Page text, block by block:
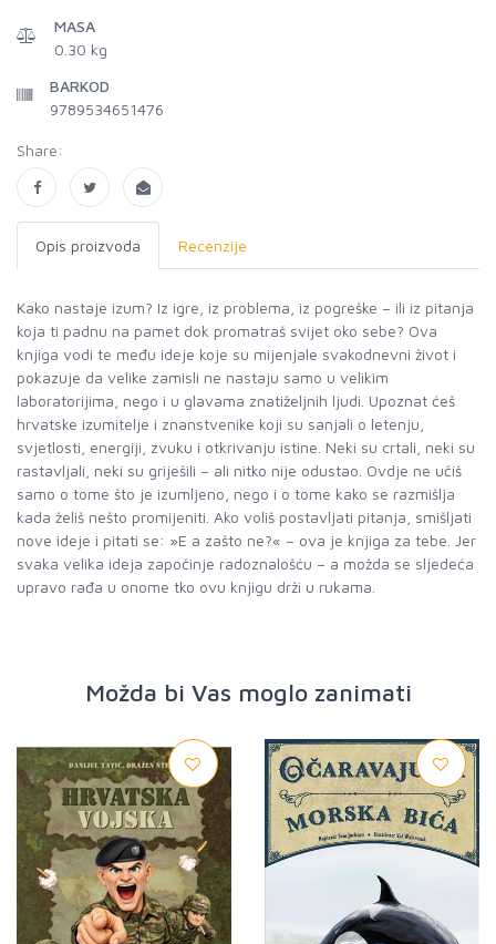
MASA
0.30 kg
BARKOD
9789534651476
Share:
Opis proizvoda Recenzije
Kako nastaje izum? Iz igre, iz problema, iz pogreške – ili iz pitanja
koja ti padnu na pamet dok promatraš svijet oko sebe? Ova
knjiga vodi te među ideje koje su mijenjale svakodnevni život i
pokazuje da velike zamisli ne nastaju samo u velikim
laboratorijima, nego i u glavama znatiželjnih ljudi. Upoznat ćeš
hrvatske izumitelje i znanstvenike koji su sanjali o letenju,
svjetlosti, energiji, zvuku i otkrivanju istine. Neki su crtali, neki su
rastavljali, neki su griješili – ali nitko nije odustao. Ovdje ne učiš
samo o tome što je izumljeno, nego i o tome kako se razmišlja
kada želiš nešto promijeniti. Ako voliš postavljati pitanja, smišljati
nove ideje i pitati se: »E a zašto ne?« – ova je knjiga za tebe. Jer
svaka velika ideja započinje radoznalošću – a možda se sljedeća
upravo rađa u onome tko ovu knjigu drži u rukama.
Možda bi Vas moglo zanimati